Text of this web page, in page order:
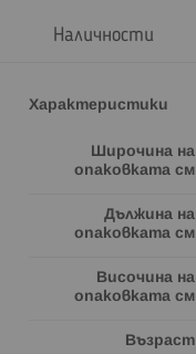
Характеристики
Широчина на
опаковката см
Дължина на
опаковката см
Височина на
опаковката см
Възраст
Наличности